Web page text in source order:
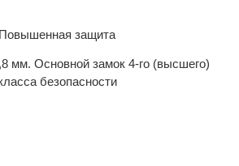
Повышенная защита
мм. Основной замок 4-го (высшего)
безопасности